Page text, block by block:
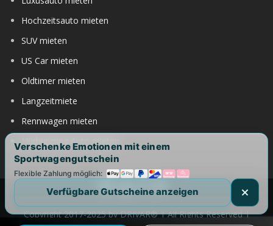
Hochzeitsauto mieten
SUV mieten
US Car mieten
Oldtimer mieten
Langzeitmiete
Rennwagen mieten
Nürburgring Auto mieten
Copyright 2017-2025 by DRIVAR® | All Rights Reserved |
Verschenke Emotionen mit einem
Sportwagengutschein
Flexible Zahlung möglich:
Verfügbare Gutscheine anzeigen